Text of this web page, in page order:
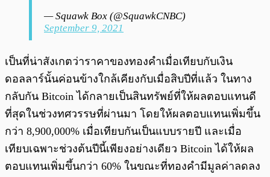
— Squawk Box (@SquawkCNBC)
September 9, 2021
เป็นที่น่าสังเกตว่าราคาของทองคำเมื่อเทียบกับเงิน
ดอลลาร์นั้นค่อนข้างใกล้เคียงกับเมื่อสิบปีที่แล้ว ในทาง
กลับกัน Bitcoin ได้กลายเป็นสินทรัพย์ที่ให้ผลตอบแทนดี
ที่สุดในช่วงทศวรรษที่ผ่านมา โดยให้ผลตอบแทนเพิ่มขึ้น
กว่า 8,900,000% เมื่อเทียบกันเป็นแบบรายปี และเมื่อ
เทียบเฉพาะช่วงต้นปีนี้เพียงอย่างเดียว Bitcoin ได้ให้ผล
ตอบแทนเพิ่มขึ้นกว่า 60% ในขณะที่ทองคำมีมูลค่าลดลง